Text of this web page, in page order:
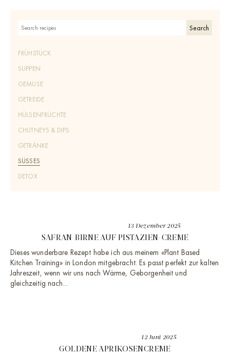
FRÜHSTÜCK
SUPPEN
GEMÜSE
GETREIDE
HÜLSENFRÜCHTE
CHUTNEYS & DIPS
GETRÄNKE
SÜSSES
DETOX
13 Dezember 2025
SAFRAN-BIRNE AUF PISTAZIEN-CREME
Dieses wunderbare Rezept habe ich aus meinem «Plant Based
Kitchen Training» in London mitgebracht. Es passt perfekt zur kalten
Jahreszeit, wenn wir uns nach Wärme, Geborgenheit und
gleichzeitig nach...
12 Juni 2025
GOLDENE APRIKOSENCREME